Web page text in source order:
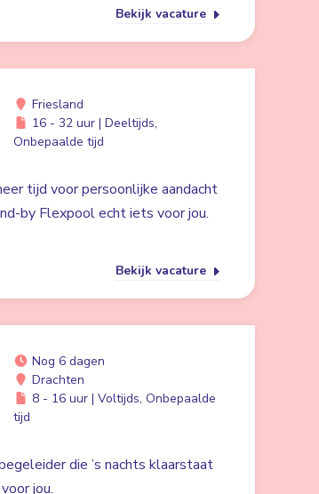
Bekijk vacature
Friesland
16 - 32 uur | Deeltijds,
Onbepaalde tijd
tijd voor persoonlijke aandacht
by Flexpool echt iets voor jou.
Bekijk vacature
Nog 6 dagen
Drachten
8 - 16 uur | Voltijds, Onbepaalde
tijd
die ’s nachts klaarstaat
jou.